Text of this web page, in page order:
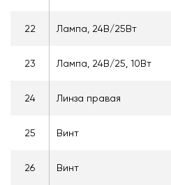
22 Лампа, 24В/25Вт
23 Лампа, 24В/25, 10Вт
24 Линза правая
25 Винт
26 Винт